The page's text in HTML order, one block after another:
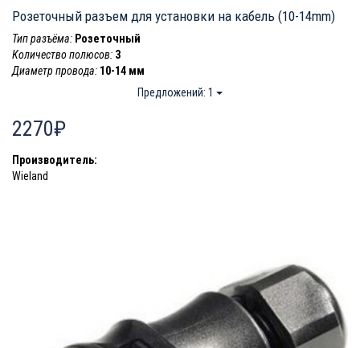
Розеточный разъем для установки на кабель (10-14mm)
Тип разъёма: Розеточный
Количество полюсов: 3
Диаметр провода: 10-14 мм
Предложений: 1
2270₽
Производитель:
Wieland